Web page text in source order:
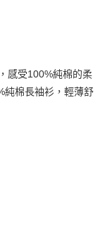
行
業銀行
業銀行
行
業銀行
21家銀行
行
感受100%純棉的柔
純棉長袖衫，輕薄舒